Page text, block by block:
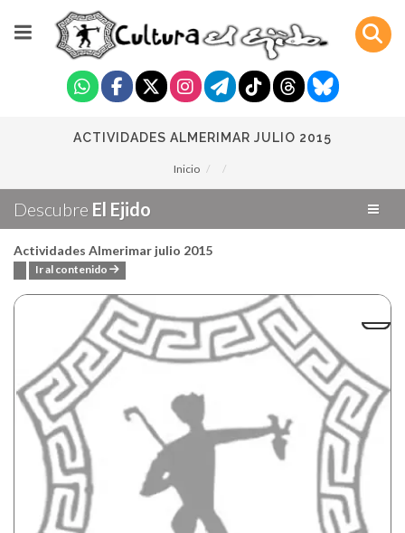
ACTIVIDADES ALMERIMAR JULIO 2015
Inicio
Descubre El Ejido
Actividades Almerimar julio 2015
Ir al contenido